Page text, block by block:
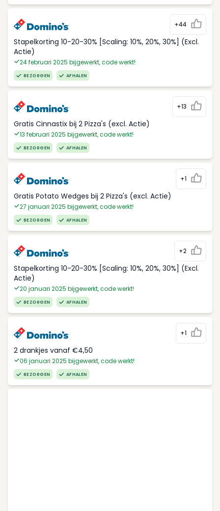
+44
Stapelkorting 10-20-30% [Scaling: 10%, 20%, 30%] (Excl.
Actie)
24 februari 2025 bijgewerkt, code werkt!
BEZORGEN AFHALEN
+13
Gratis Cinnastix bij 2 Pizza's (excl. Actie)
13 februari 2025 bijgewerkt, code werkt!
BEZORGEN AFHALEN
+1
Gratis Potato Wedges bij 2 Pizza's (excl. Actie)
27 januari 2025 bijgewerkt, code werkt!
BEZORGEN AFHALEN
+2
Stapelkorting 10-20-30% [Scaling: 10%, 20%, 30%] (Excl.
Actie)
20 januari 2025 bijgewerkt, code werkt!
BEZORGEN AFHALEN
+1
2 drankjes vanaf €4,50
06 januari 2025 bijgewerkt, code werkt!
BEZORGEN AFHALEN